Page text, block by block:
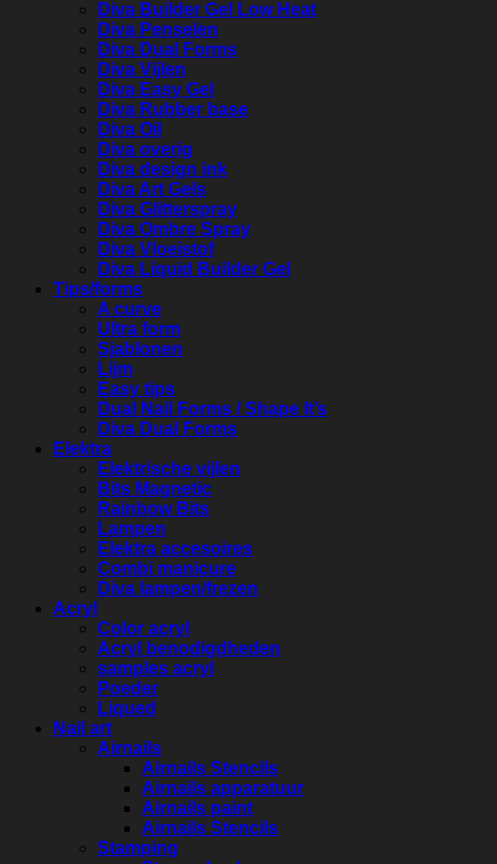
Diva Builder Gel Low Heat
Diva Penselen
Diva Dual Forms
Diva Vijlen
Diva Easy Gel
Diva Rubber base
Diva Oil
Diva overig
Diva design ink
Diva Art Gels
Diva Glitterspray
Diva Ombre Spray
Diva Vloeistof
Diva Liquid Builder Gel
Tips/forms
A curve
Ultra form
Sjablonen
Lijm
Easy tips
Dual Nail Forms / Shape It’s
Diva Dual Forms
Elektra
Elektrische vijlen
Bits Magnetic
Rainbow Bits
Lampen
Elektra accesoires
Combi manicure
Diva lampen/frezen
Acryl
Color acryl
Acryl benodigdheden
samples acryl
Poeder
Liqued
Nail art
Airnails
Airnails Stencils
Airnails apparatuur
Airnails paint
Airnails Stencils
Stamping